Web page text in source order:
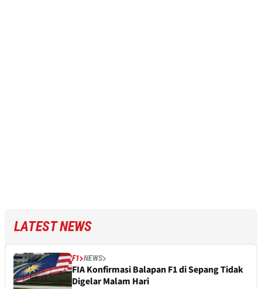
LATEST NEWS
F1 NEWS
FIA Konfirmasi Balapan F1 di Sepang Tidak
Digelar Malam Hari